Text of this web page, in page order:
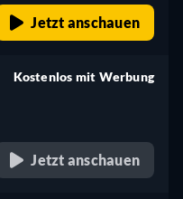
Jetzt anschauen
Kostenlos mit Werbung
Jetzt anschauen